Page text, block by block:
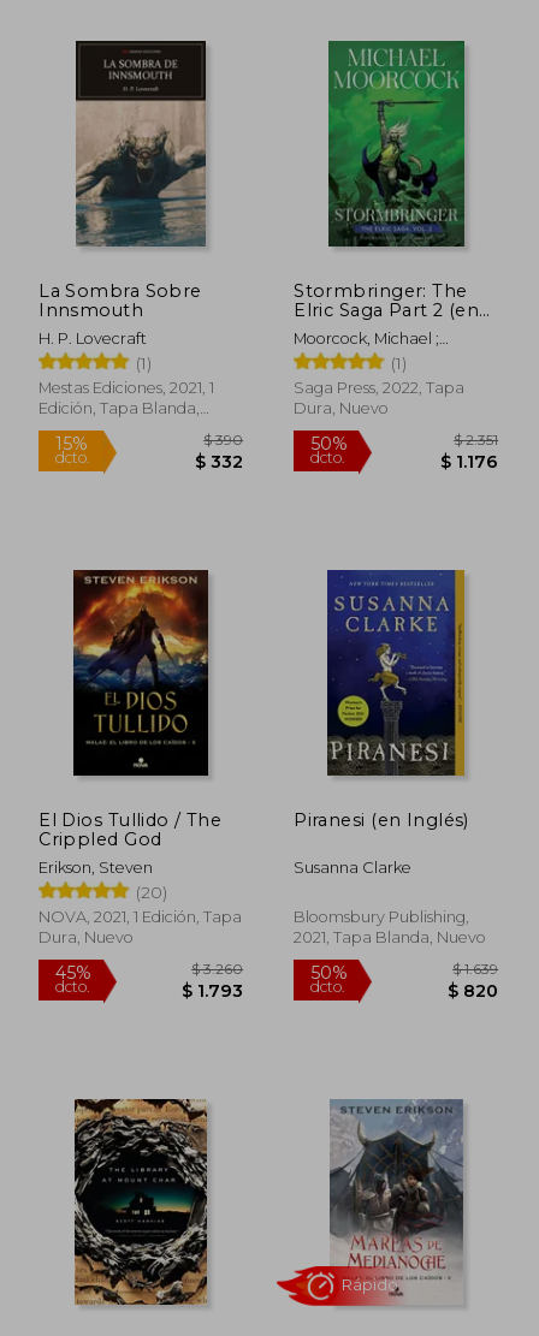
50%
dcto.
45%
dcto.
La Sombra Sobre
Innsmouth
H. P. Lovecraft
(1)
Mestas Ediciones, 2021, 1
Edición, Tapa Blanda,
Nuevo
15%
dcto.
$ 390
$ 332
Stormbringer: The
Elric Saga Part 2 (en
Inglés)
Moorcock, Michael ;
Chabon, Michael
(1)
Saga Press, 2022, Tapa
Dura, Nuevo
50%
dcto. $
El Dios Tullido / The
Crippled God
Erikson, Steven
(20)
NOVA, 2021, 1 Edición, Tapa
Dura, Nuevo
Piranesi (en Inglés)
Susanna Clarke
Bloomsbury Publishing,
2021, Tapa Blanda, Nuevo